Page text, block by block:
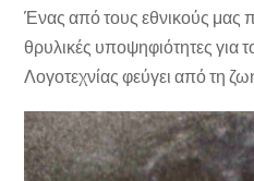
Ένας από τους εθνικούς μας
θρυλικές υποψηφιότητες για
Λογοτεχνίας φεύγει από τη